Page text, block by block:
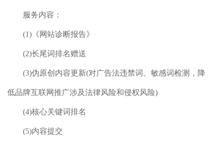
服务内容：
(1)《网站诊断报告》
(2)长尾词排名赠送
(3)伪原创内容更新(对广告法违禁词、敏感词检测，降
低品牌互联网推广涉及法律风险和侵权风险)
(4)核心关键词排名
(5)内容提交